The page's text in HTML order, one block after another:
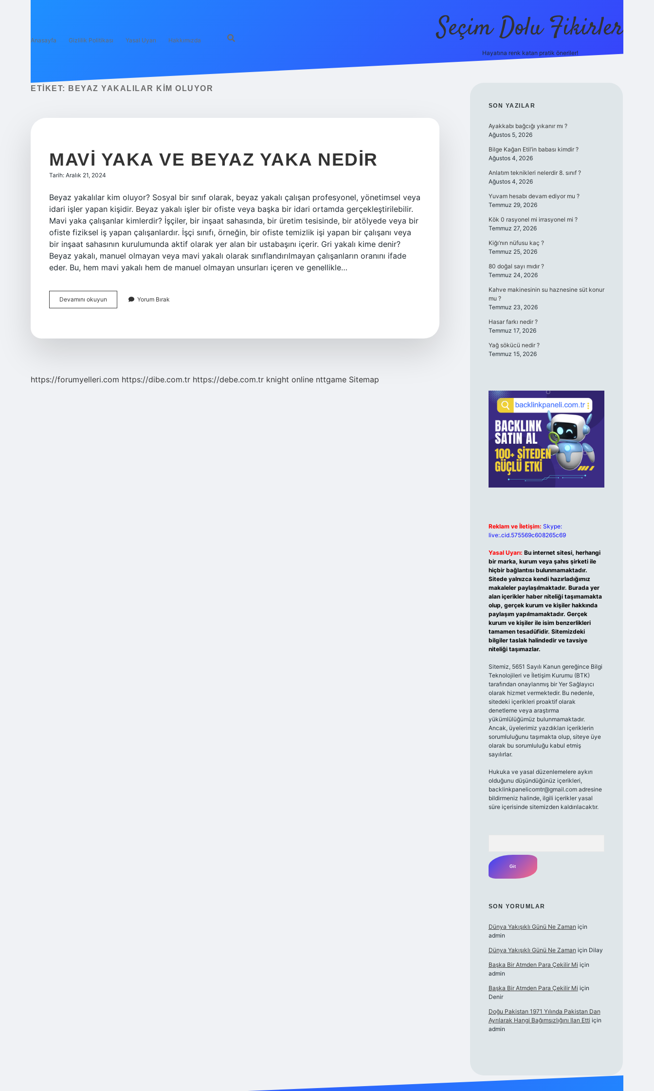
Anasayfa Gizlilik Politikası Yasal Uyarı Hakkımızda Seçim Dolu Fikirler
Hayatına renk katan pratik öneriler!
ETIKET: BEYAZ YAKALILAR KIM OLUYOR
MAVI YAKA VE BEYAZ YAKA NEDIR
Tarih: Aralık 21, 2024
Beyaz yakalılar kim oluyor? Sosyal bir sınıf olarak, beyaz yakalı çalışan profesyonel, yönetimsel veya
idari işler yapan kişidir. Beyaz yakalı işler bir ofiste veya başka bir idari ortamda gerçekleştirilebilir.
Mavi yaka çalışanlar kimlerdir? İşçiler, bir inşaat sahasında, bir üretim tesisinde, bir atölyede veya bir
ofiste fiziksel iş yapan çalışanlardır. İşçi sınıfı, örneğin, bir ofiste temizlik işi yapan bir çalışanı veya
bir inşaat sahasının kurulumunda aktif olarak yer alan bir ustabaşını içerir. Gri yakalı kime denir?
Beyaz yakalı, manuel olmayan veya mavi yakalı olarak sınıflandırılmayan çalışanların oranını ifade
eder. Bu, hem mavi yakalı hem de manuel olmayan unsurları içeren ve genellikle…
Devamını okuyun
Yaka
Yorum Bırak
https://forumyelleri.com https://dibe.com.tr https://debe.com.tr knight online nttgame Sitemap
SIDEBAR
SON YAZILAR
Ayakkabı bağcığı yıkanır mı ?
Ağustos 5, 2026
Bilge Kağan Etil’in babası kimdir ?
Ağustos 4, 2026
Anlatım teknikleri nelerdir 8. sınıf ?
Ağustos 4, 2026
Yuvam hesabı devam ediyor mu ?
Temmuz 29, 2026
Kök 0 rasyonel mi irrasyonel mi ?
Temmuz 27, 2026
Kiğı’nın nüfusu kaç ?
Temmuz 25, 2026
80 doğal sayı mıdır ?
Temmuz 24, 2026
Kahve makinesinin su haznesine süt konur
mu ?
Temmuz 23, 2026
Hasar farkı nedir ?
Temmuz 17, 2026
Yağ sökücü nedir ?
Temmuz 15, 2026
Reklam ve İletişim: Skype:
live:.cid.575569c608265c69
Yasal Uyarı: Bu internet sitesi, herhangi
bir marka, kurum veya şahıs şirketi ile
hiçbir bağlantısı bulunmamaktadır.
Sitede yalnızca kendi hazırladığımız
makaleler paylaşılmaktadır. Burada yer
alan içerikler haber niteliği taşımamakta
olup, gerçek kurum ve kişiler hakkında
paylaşım yapılmamaktadır. Gerçek
kurum ve kişiler ile isim benzerlikleri
tamamen tesadüfidir. Sitemizdeki
bilgiler taslak halindedir ve tavsiye
niteliği taşımazlar.
Sitemiz, 5651 Sayılı Kanun gereğince Bilgi
Teknolojileri ve İletişim Kurumu (BTK)
tarafından onaylanmış bir Yer Sağlayıcı
olarak hizmet vermektedir. Bu nedenle,
sitedeki içerikleri proaktif olarak
denetleme veya araştırma
yükümlülüğümüz bulunmamaktadır.
Ancak, üyelerimiz yazdıkları içeriklerin
sorumluluğunu taşımakta olup, siteye üye
olarak bu sorumluluğu kabul etmiş
sayılırlar.
Hukuka ve yasal düzenlemelere aykırı
olduğunu düşündüğünüz içerikleri,
backlinkpanelicomtr@gmail.comadresine
bildirmeniz halinde, ilgili içerikler yasal
süre içerisinde sitemizden kaldırılacaktır.
SON YORUMLAR
Dünya Yakışıklı Günü Ne Zaman için
admin
Dünya Yakışıklı Günü Ne Zaman için Dilay
Başka Bir Atmden Para Çekilir Mi için
admin
Başka Bir Atmden Para Çekilir Mi için
Denir
Doğu Pakistan 1971 Yılında Pakistan Dan
Ayrılarak Hangi Bağımsızlığını Ilan Etti için
admin